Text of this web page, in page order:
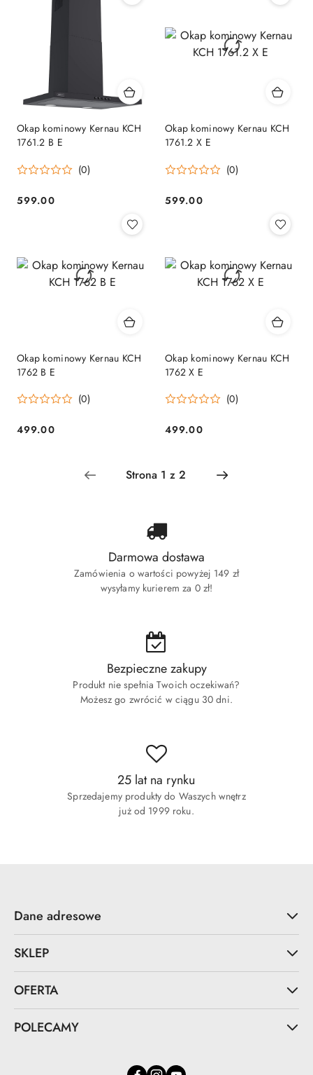
Okap kominowy Kernau KCH
1761.2 B E
(0)
Cena:
599.00
Okap kominowy Kernau KCH
1761.2 X E
(0)
Cena:
599.00
Okap kominowy Kernau KCH
1762 B E
(0)
Cena:
499.00
Okap kominowy Kernau KCH
1762 X E
(0)
Cena:
499.00
Darmowa dostawa
Zamówienia o wartości powyżej 149 zł
wysyłamy kurierem za 0 zł!
Bezpieczne zakupy
Produkt nie spełnia Twoich oczekiwań?
Możesz go zwrócić w ciągu 30 dni.
25 lat na rynku
Sprzedajemy produkty do Waszych wnętrz
już od 1999 roku.
Dane adresowe
SKLEP
OFERTA
POLECAMY